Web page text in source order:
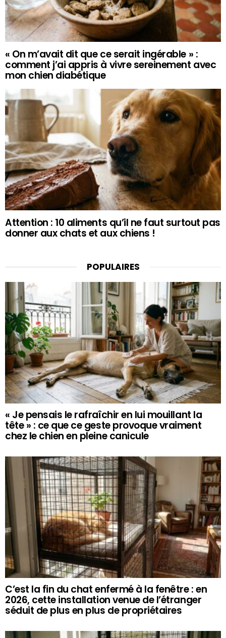
« On m’avait dit que ce serait ingérable » :
comment j’ai appris à vivre sereinement avec
mon chien diabétique
Attention : 10 aliments qu’il ne faut surtout pas
donner aux chats et aux chiens !
POPULAIRES
« Je pensais le rafraîchir en lui mouillant la
tête » : ce que ce geste provoque vraiment
chez le chien en pleine canicule
C’est la fin du chat enfermé à la fenêtre : en
2026, cette installation venue de l’étranger
séduit de plus en plus de propriétaires